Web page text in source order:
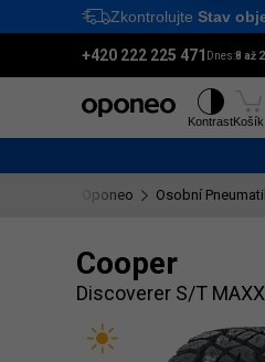
Zkontrolujte Stav
+420 222 225 471 Dnes:8 až
KontrastKošík
Oponeo Osobní
Cooper
Discoverer S/T MAXX